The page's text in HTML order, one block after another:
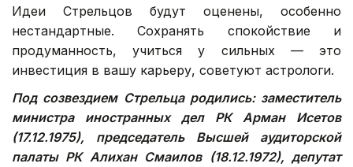
Идеи Стрельцов будут оценены, особенно
нестандартные. Сохранять спокойствие и
продуманность, учиться у сильных — это
инвестиция в вашу карьеру, советуют астрологи.
Под созвездием Стрельца родились: заместитель
министра иностранных дел РК Арман Исетов
(17.12.1975), председатель Высшей аудиторской
палаты РК Алихан Смаилов (18.12.1972), депутат